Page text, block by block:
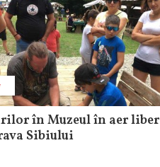
în Muzeul în aer liber
Sibiului